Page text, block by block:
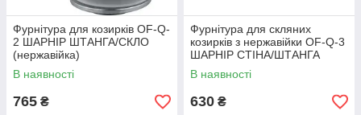
Фурнітура для козирків OF-Q-
2 ШАРНІР ШТАНГА/СКЛО
(нержавійка)
В наявності
765 ₴
Фурнітура для скляних
козирків з нержавійки OF-Q-3
ШАРНІР СТІНА/ШТАНГА
В наявності
630 ₴